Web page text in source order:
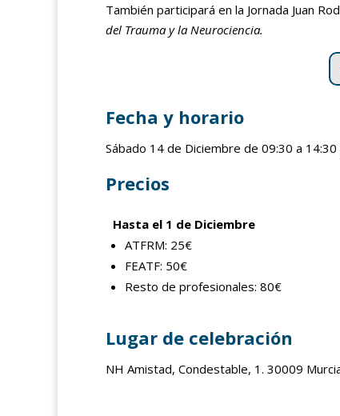
También participará en la Jornada Juan
del Trauma y la Neurociencia.
Fecha y horario
Sábado 14 de Diciembre de 09:30 a
Precios
Hasta el 1 de Diciembre
ATFRM: 25€
FEATF: 50€
Resto de profesionales: 80€
Lugar de celebración
NH Amistad, Condestable, 1. 30009